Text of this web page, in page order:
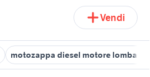
Vendi
motozappa diesel motore lombardini